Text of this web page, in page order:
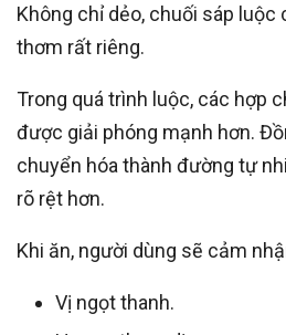
Không chỉ dẻo, chuối sáp luộc
thơm rất riêng.
Trong quá trình luộc, các hợp
được giải phóng mạnh hơn.
chuyển hóa thành đường tự
rõ rệt hơn.
Khi ăn, người dùng sẽ cảm
Vị ngọt thanh.